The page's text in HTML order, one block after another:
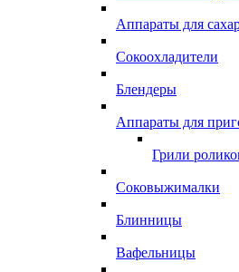
Аппараты для
Сокоохладители
Блендеры
Аппараты для
Грили
Соковыжималки
Блинницы
Вафельницы